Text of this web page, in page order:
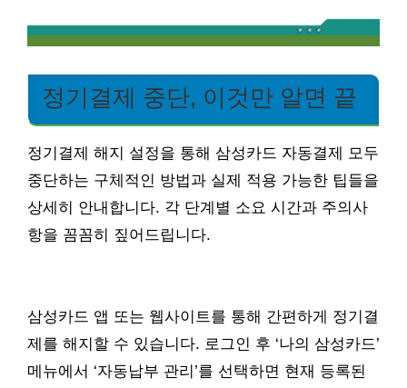
정기결제 중단, 이것만 알면 끝
정기결제 해지 설정을 통해 삼성카드 자동결제 모두
중단하는 구체적인 방법과 실제 적용 가능한 팁들을
상세히 안내합니다. 각 단계별 소요 시간과 주의사
항을 꼼꼼히 짚어드립니다.
삼성카드 앱 또는 웹사이트를 통해 간편하게 정기결
제를 해지할 수 있습니다. 로그인 후 ‘나의 삼성카드’
메뉴에서 ‘자동납부 관리’를 선택하면 현재 등록된